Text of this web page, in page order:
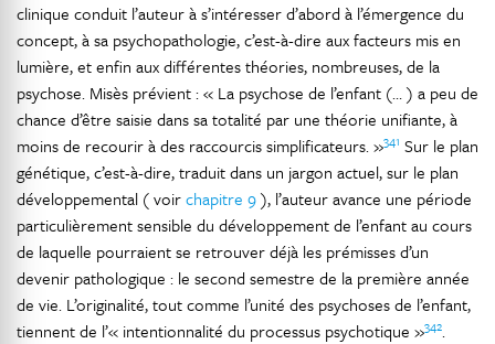
clinique conduit l’auteur à s’intéresser d’abord à l’émergence du
concept, à sa psychopathologie, c’est-à-dire aux facteurs mis en
lumière, et enfin aux différentes théories, nombreuses, de la
psychose. Misès prévient : « La psychose de l’enfant (… ) a peu de
chance d’être saisie dans sa totalité par une théorie unifiante, à
moins de recourir à des raccourcis simplificateurs. »341 Sur le plan
génétique, c’est-à-dire, traduit dans un jargon actuel, sur le plan
développemental ( voirchapitre 9), l’auteur avance une période
particulièrement sensible du développement de l’enfant au cours
de laquelle pourraient se retrouver déjà les prémisses d’un
devenir pathologique : le second semestre de la première année
de vie. L’originalité, tout comme l’unité des psychoses de l’enfant,
tiennent de l’« intentionnalité du processus psychotique »342.